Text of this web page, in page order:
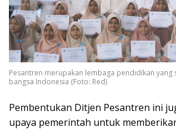
Pesantren merupakan lembaga pendidikan yang
bangsa Indonesia (Foto: Red)
Pembentukan Ditjen Pesantren ini
upaya pemerintah untuk